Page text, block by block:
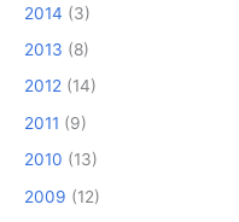
2014 (3)
2013 (8)
2012 (14)
2011 (9)
2010 (13)
2009 (12)